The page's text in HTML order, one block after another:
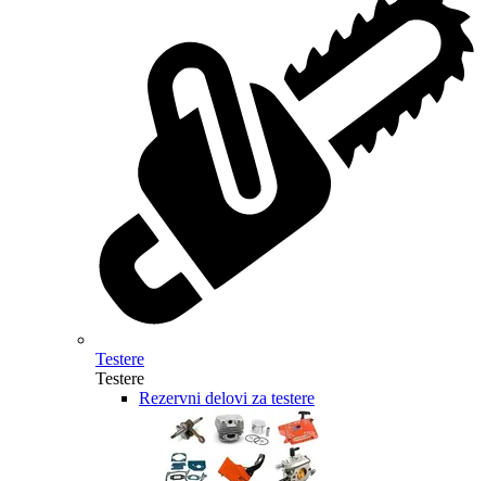
Testere
Testere
Rezervni delovi za testere